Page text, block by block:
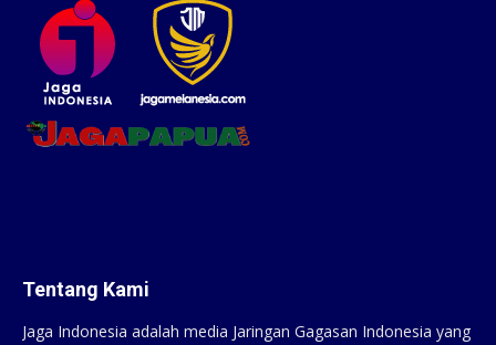
Tentang Kami
Jaga Indonesia adalah media Jaringan Gagasan Indonesia yang